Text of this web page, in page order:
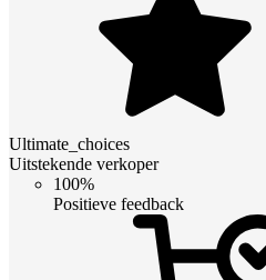
Ultimate_choices
Uitstekende verkoper
100%
Positieve feedback